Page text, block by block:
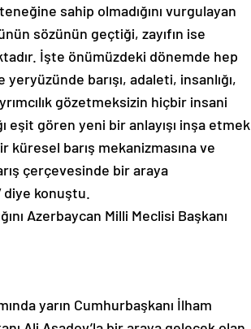
sahip olmadığını vurgulayan
sözünün geçtiği, zayıfın ise
İşte önümüzdeki dönemde hep
barışı, adaleti, insanlığı,
gözetmeksizin hiçbir insani
eşit gören yeni bir anlayışı inşa etmek
küresel barış mekanizmasına ve
çerçevesinde bir araya
diye konuştu.
Azerbaycan Milli Meclisi Başkanı
yarın Cumhurbaşkanı İlham